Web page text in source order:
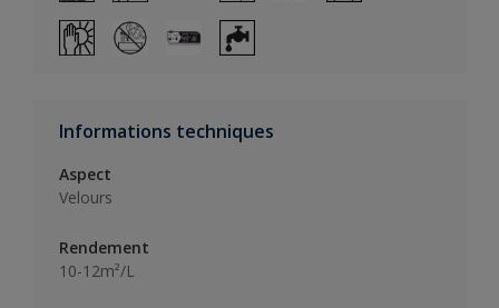
Informations techniques
Aspect
Velours
Rendement
10-12m²/L